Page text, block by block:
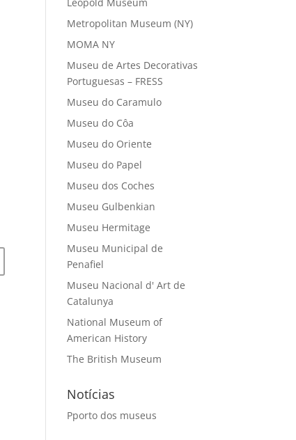
Metropolitan Museum (NY)
MOMA NY
Museu de Artes Decorativas
Portuguesas – FRESS
Museu do Caramulo
Museu do Côa
Museu do Oriente
Museu do Papel
Museu dos Coches
Museu Gulbenkian
Museu Hermitage
Museu Municipal de
Penafiel
Museu Nacional d' Art de
Catalunya
National Museum of
American History
The British Museum
Notícias
Pporto dos museus